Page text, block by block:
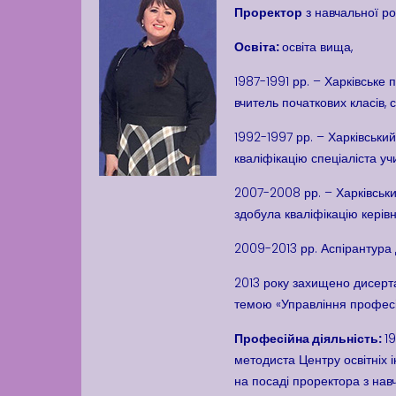
Проректор з навчальної
Освіта:освіта вища,
1987-1991 рр. – Харківське
вчитель початкових
1992-1997 рр. –
кваліфікацію спеціаліста
2007-2008 рр. –
здобула кваліфікацію
2009-2013 рр.
2013 року захищено
темою «Управління
Професійна діяльність:
методиста Центру
на посаді проректора з